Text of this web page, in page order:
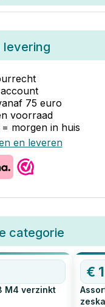
levering
75 euro
voorraad
morgen in huis
en leveren
categorie
M4 verzinkt
€